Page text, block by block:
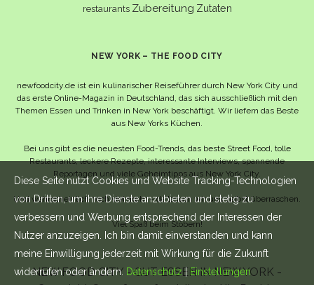
restaurants Zubereitung Zutaten
NEW YORK – THE FOOD CITY
newfoodcity.de ist ein kulinarischer Reiseführer durch New York City und
das erste Online-Magazin in Deutschland, das sich ausschließlich mit den
Themen Essen und Trinken in New York beschäftigt. Wir liefern das Beste
aus New Yorks Küchen.
Bei uns gibt es die neuesten Food-Trends, das beste Street Food, tolle
Restaurants, leckere Rezepte, interessante Interviews, spannende
Reportagen und viele Geheimtipps aus New York City.
Und wahrscheinlich noch viel mehr – da lassen wir uns selbst überraschen.
Viel Spaß beim Stöbern!
NEW FOOD CITY - GUT ESSEN IN NEW YORK -
Diese Seite nutzt Cookies und Website Tracking-Technologien
von Dritten, um ihre Dienste anzubieten und stetig zu
verbessern und Werbung entsprechend der Interessen der
Nutzer anzuzeigen. Ich bin damit einverstanden und kann
meine Einwilligung jederzeit mit Wirkung für die Zukunft
widerrufen oder ändern. Datenschutz| Einstellungen